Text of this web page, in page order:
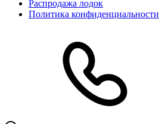
Распродажа лодок
Политика конфиденциальности